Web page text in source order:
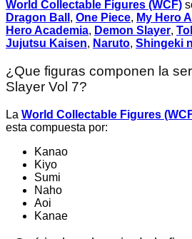
World Collectable Figures (WCF)
Dragon Ball , One Piece, My Hero
Hero Academia, Demon Slayer,
Jujutsu Kaisen, Naruto, Shingeki
¿Que figuras componen la
Slayer Vol 7?
La World Collectable Figures
esta compuesta por:
Kanao
Kiyo
Sumi
Naho
Aoi
Kanae